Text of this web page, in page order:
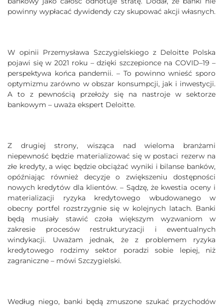
powinny wypłacać dywidendy czy skupować akcji własnych.
W opinii Przemysława Szczygielskiego z Deloitte Polska
pojawi się w 2021 roku – dzięki szczepionce na COVID–19 –
perspektywa końca pandemii. – To powinno wnieść sporo
optymizmu zarówno w obszar konsumpcji, jak i inwestycji.
A to z pewnością przełoży się na nastroje w sektorze
bankowym – uważa ekspert Deloitte.
Z drugiej strony, wisząca nad wieloma branżami
niepewność będzie materializować się w postaci rezerw na
złe kredyty, a więc będzie obciążać wyniki i bilanse banków,
opóźniając również decyzje o zwiększeniu dostępności
nowych kredytów dla klientów. – Sądzę, że kwestia oceny i
materializacji ryzyka kredytowego wbudowanego w
obecny portfel rozstrzygnie się w kolejnych latach. Banki
będą musiały stawić czoła większym wyzwaniom w
zakresie procesów restrukturyzacji i ewentualnych
windykacji. Uważam jednak, że z problemem ryzyka
kredytowego rodzimy sektor poradzi sobie lepiej, niż
zagraniczne – mówi Szczygielski.
Według niego, banki będą zmuszone szukać przychodów